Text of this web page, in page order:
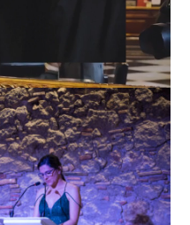
Loaded:
59.22%